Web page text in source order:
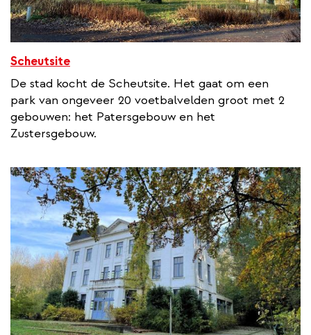
Scheutsite
De stad kocht de Scheutsite. Het gaat om een
park van ongeveer 20 voetbalvelden groot met 2
gebouwen: het Patersgebouw en het
Zustersgebouw.